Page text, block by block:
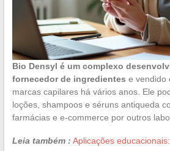
Bio Densyl é um complexo
fornecedor de ingredientes e vendido
marcas capilares há vários anos. Ele
loções, shampoos e séruns antiqueda
farmácias e e-commerce por outros
Leia também : Aplicações